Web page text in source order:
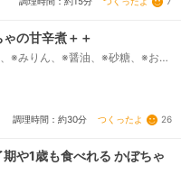
の甘辛煮＋＋
※みりん、※醤油、※砂糖、※おろ
調理時間：約30分 つくったよ 26
や1歳も食べれる かぼちゃ